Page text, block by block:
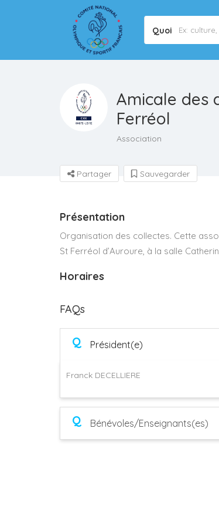
Quoi
Amicale des
Ferréol
Association
Partager Sauvegarder
Présentation
Organisation des collectes. Cette
St Ferréol d’Auroure, à la salle
Horaires
FAQs
Q Président(e)
Franck DECELLIERE
Q Bénévoles/Enseignants(es)